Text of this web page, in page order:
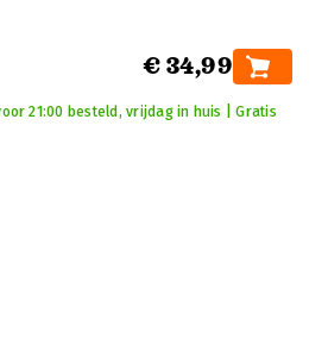
€ 34,99
21:00 besteld, vrijdag in huis | Gratis